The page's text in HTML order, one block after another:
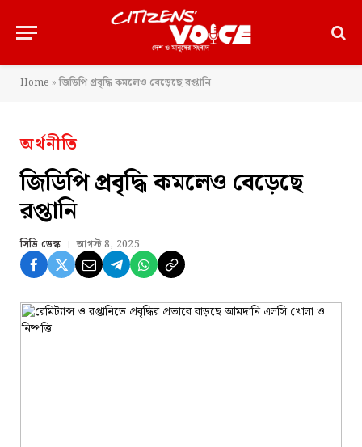
Home »জিডিপি প্রবৃদ্ধি কমলেও বেড়েছে রপ্তানি
অর্থনীতি
জিডিপি প্রবৃদ্ধি কমলেও বেড়েছে
রপ্তানি
সিভি ডেস্ক আগস্ট 8, 2025